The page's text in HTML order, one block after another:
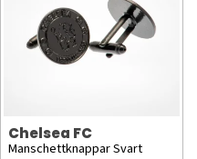
Chelsea FC
Manschettknappar Svart